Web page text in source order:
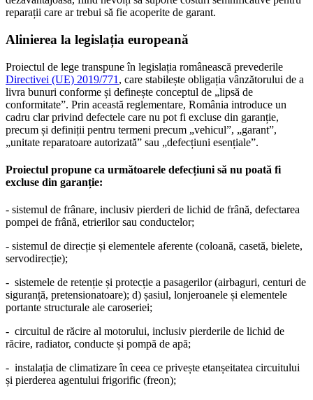
reparații care ar trebui să fie acoperite de garant.
Alinierea la legislația europeană
Proiectul de lege transpune în legislația românească prevederile
Directivei (UE) 2019/771 , care stabilește obligația vânzătorului de a
livra bunuri conforme și definește conceptul de „lipsă de
conformitate”. Prin această reglementare, România introduce un
cadru clar privind defectele care nu pot fi excluse din garanție,
precum și definiții pentru termeni precum „vehicul”, „garant”,
„unitate reparatoare autorizată” sau „defecțiuni esențiale”.
Proiectul propune ca următoarele defecțiuni să nu poată fi
excluse din garanție:
- sistemul de frânare, inclusiv pierderi de lichid de frână, defectarea
pompei de frână, etrierilor sau conductelor;
- sistemul de direcție și elementele aferente (coloană, casetă, bielete,
servodirecție);
- sistemele de retenție și protecție a pasagerilor (airbaguri, centuri de
siguranță, pretensionatoare); d) șasiul, lonjeroanele și elementele
portante structurale ale caroseriei;
- circuitul de răcire al motorului, inclusiv pierderile de lichid de
răcire, radiator, conducte și pompă de apă;
- instalația de climatizare în ceea ce privește etanșeitatea circuitului
și pierderea agentului frigorific (freon);